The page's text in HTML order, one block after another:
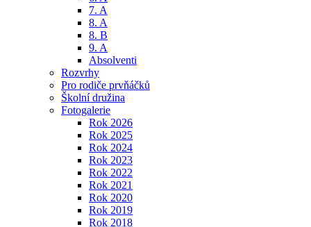
7. A
8. A
8. B
9. A
Absolventi
Rozvrhy
Pro rodiče prvňáčků
Školní družina
Fotogalerie
Rok 2026
Rok 2025
Rok 2024
Rok 2023
Rok 2022
Rok 2021
Rok 2020
Rok 2019
Rok 2018